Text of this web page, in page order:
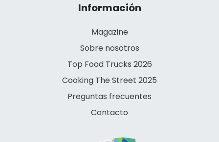
Información
Magazine
Sobre nosotros
Top Food Trucks 2026
Cooking The Street 2025
Preguntas frecuentes
Contacto